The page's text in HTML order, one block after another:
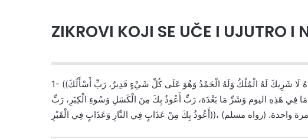
ZIKROVI KOJI SE UČE I UJUTRO I
1- ((أَصْبَحْنَا وَأَصْبَحَ الْمُلْكُ لِلَّهِ، وَالْحَمْدُ لِلَّهِ لَا إِلَهَ إِلَّا اللهُ، وَحْدَهُ لَا شَرِيكَ لَهُ الْمُلْكُ وَلَهُ الْحَمْدُ وَهُوَ عَلَى كُلِّ شَيْءٍ قَدِيرٌ، رَبِّ أَسْأَلُكَ
فِي هَذِهِ اليوم وَشَرِّ مَا بَعْدَهَ، رَبِّ أَعُوذُ بِكَ مِنَ الْكَسَلِ وَسُوءِ الْكِبَرِ، رَبِّ
أَعُوذُ بِكَ مِنْ عَذَابٍ فِي النَّارِ وَعَذَابٍ فِي الْقَبْرِ))، مرة واحدة. (رواه مسلم)